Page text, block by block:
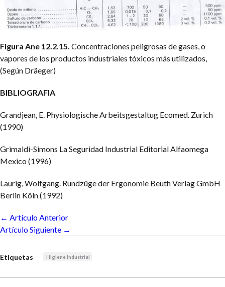
Figura Ane 12.2.15. Concentraciones peligrosas de gases, o
vapores de los productos industriales tóxicos más utilizados,
(Según Dräeger)
BIBLIOGRAFIA
Grandjean, E. Physiologische Arbeitsgestaltug Ecomed. Zurich
(1990)
Grimaldi-Simons La Seguridad Industrial Editorial Alfaomega
Mexico (1996)
Laurig, Wolfgang. Rundzüge der Ergonomie Beuth Verlag GmbH
Berlin Köln (1992)
← Artículo Anterior
Artículo Siguiente →
Etiquetas Higiene Industrial